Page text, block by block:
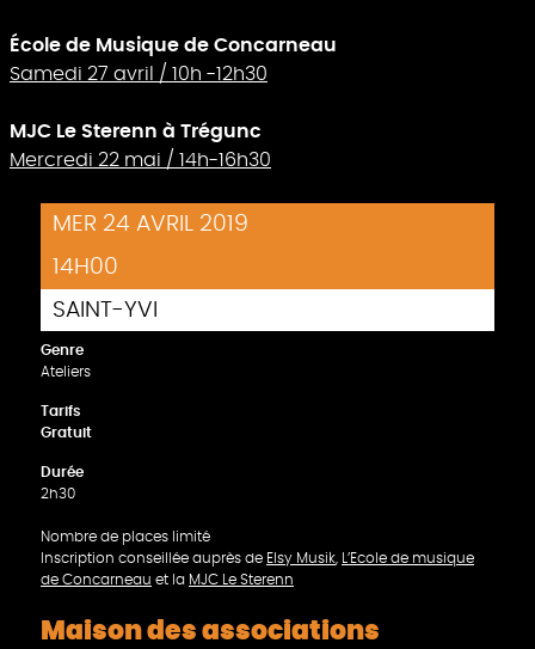
École de Musique de Concarneau
Samedi 27 avril / 10h -12h30
MJC Le Sterenn à Trégunc
Mercredi 22 mai / 14h-16h30
MER 24 AVRIL 2019
14H00
SAINT-YVI
Genre
Ateliers
Tarifs
Gratuit
Durée
2h30
Nombre de places limité
Inscription conseillée auprès de Elsy Musik
L’Ecole de musique
de Concarneau et la MJC Le Sterenn
Maison des associations